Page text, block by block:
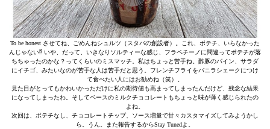
To be honest させてね、ごめんねシュルツ（スタバの創設者）。これ、ポテチ、いらなかった
んじゃない⁉︎ いや、だって、いきなりソルティーな感じ、フラペチーノに間違ってポテチが落
ちちゃったのかな？ってくらいのミスマッチ。私はちょっと苦手ね。酢豚のパイン、サラダ
にイチゴ、みたいなのが苦手な人は苦手だと思う。フレンチフライをバニラシェークにつけ
て食べたい人にはお勧めね（笑）。
見た目がとってもかわいかっただけに私の期待値も高まってしまったんだけど、残念な結果
になってしまったわ。そしてベースのミルクチョコレートもちょっと味が薄く感じられたの
よね。
次回は、ポテチなし、チョコレートチップ、ソース増量で甘々カスタマイズしてみようかし
ら。うん。また報告するからStay Tunedよ。